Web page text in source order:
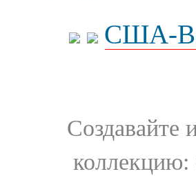
США-
Создавайте
коллекцию: